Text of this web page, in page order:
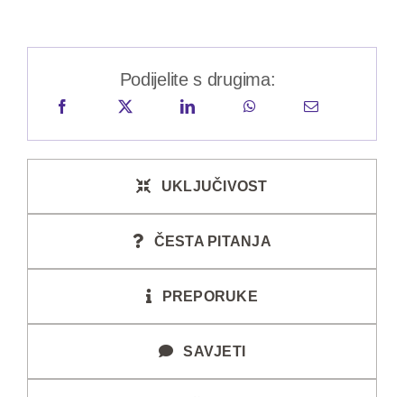
Podijelite s drugima:
UKLJUČIVOST
ČESTA PITANJA
PREPORUKE
SAVJETI